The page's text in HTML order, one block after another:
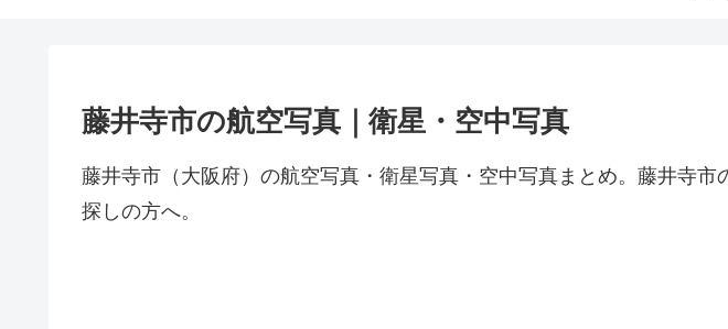
藤井寺市の航空写真｜衛星・空中写真
藤井寺市（大阪府）の航空写真・衛星写真・空中写真まとめ。藤井寺市
探しの方へ。